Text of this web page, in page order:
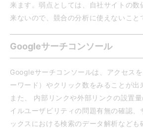
来ます。弱点としては、自社サイトの数
来ないので、競合の分析に使えないこと
Googleサーチコンソール
Googleサーチコンソールは、アクセス
ーワード）やクリック数をみることが出
また、 内部リンクや外部リンクの設置
イルユーザビリティの問題有無の確認、
ックスにおける検索のデータ解析なども